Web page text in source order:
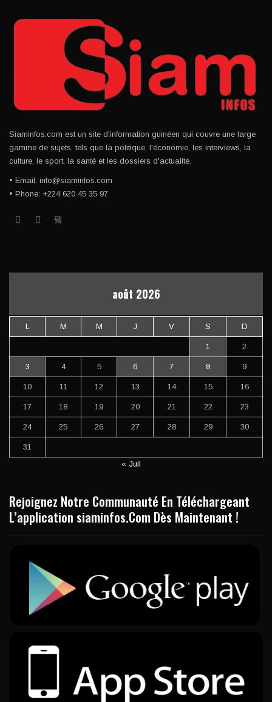
Siaminfos.com est un site d'information guinéen qui couvre une large
gamme de sujets, tels que la politique, l'économie, les interviews, la
culture, le sport, la santé et les dossiers d'actualité.
• Email: info@siaminfos.com
• Phone: +224 620 45 35 97
août 2026
L M M J V S D
1 2
3 4 5 6 7 8 9
10 11 12 13 14 15 16
17 18 19 20 21 22 23
24 25 26 27 28 29 30
31
« Juil
Rejoignez Notre Communauté En Téléchargeant
L’application siaminfos.Com Dès Maintenant !